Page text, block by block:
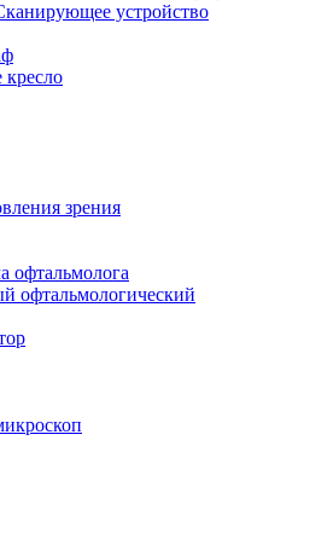
устройство
кресло
зрения
офтальмолога
офтальмологический